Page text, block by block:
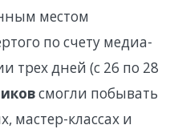
местом
по счету медиа-
трех дней (с 26 по 28
смогли побывать
мастер-классах и